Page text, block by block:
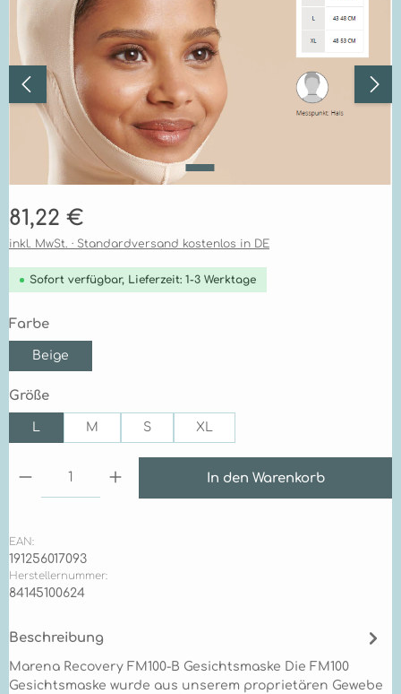
Regulärer Preis:
81,22 €
inkl. MwSt. · Standardversand kostenlos in DE
Sofort verfügbar, Lieferzeit: 1-3 Werktage
Farbeauswählen
Beige
Größeauswählen
L M S XL
Produkt Anzahl: Gib den gewünschten Wert
In den Warenkorb
EAN:
191256017093
Herstellernummer:
84145100624
Beschreibung
Marena Recovery FM100-B Gesichtsmaske Die FM100
Gesichtsmaske wurde aus unserem proprietären Gewebe